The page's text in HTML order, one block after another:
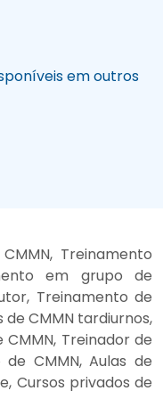
em outros
Treinamento
em grupo de
Treinamento de
de CMMN tardiurnos,
Treinador de
CMMN, Aulas de
Cursos privados de